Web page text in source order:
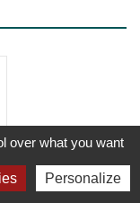
over what you want
Personalize